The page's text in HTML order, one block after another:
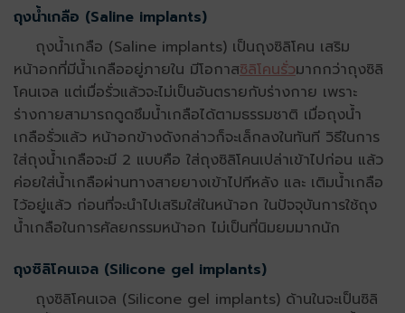
ถุงน้ำเกลือ (Saline implants)
ถุงน้ำเกลือ (Saline implants) เป็นถุงซิลิโคน เสริม
หน้าอกที่มีน้ำเกลืออยู่ภายใน มีโอกาสซิลิโคนรั่วมากกว่าถุงซิลิ
โคนเจล แต่เมื่อรั่วแล้วจะไม่เป็นอันตรายกับร่างกาย เพราะ
ร่างกายสามารถดูดซึมน้ำเกลือได้ตามธรรมชาติ เมื่อถุงน้ำ
เกลือรั่วแล้ว หน้าอกข้างดังกล่าวก็จะเล็กลงในทันที วิธีในการ
ใส่ถุงน้ำเกลือจะมี 2 แบบคือ ใส่ถุงซิลิโคนเปล่าเข้าไปก่อน แล้ว
ค่อยใส่น้ำเกลือผ่านทางสายยางเข้าไปทีหลัง และ เติมน้ำเกลือ
ไว้อยู่แล้ว ก่อนที่จะนำไปเสริมใส่ในหน้าอก ในปัจจุบันการใช้ถุง
น้ำเกลือในการศัลยกรรมหน้าอก ไม่เป็นที่นิมยมมากนัก
ถุงซิลิโคนเจล (Silicone gel implants)
ถุงซิลิโคนเจล (Silicone gel implants) ด้านในจะเป็นซิลิ